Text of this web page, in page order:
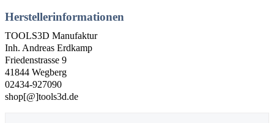
Herstellerinformationen
TOOLS3D Manufaktur
Inh. Andreas Erdkamp
Friedenstrasse 9
41844 Wegberg
02434-927090
shop[@]tools3d.de